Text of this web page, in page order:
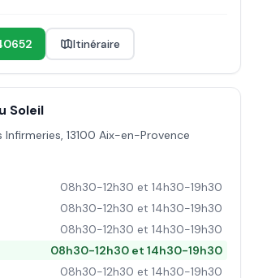
Itinéraire
Soleil
Infirmeries, 13100 Aix-en-Provence
08h30-12h30 et 14h30-19h30
08h30-12h30 et 14h30-19h30
08h30-12h30 et 14h30-19h30
08h30-12h30 et 14h30-19h30
08h30-12h30 et 14h30-19h30